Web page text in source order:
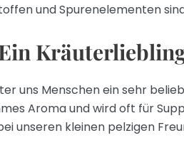
und Spurenelementen
uns Menschen ein sehr
Aroma und wird oft für
unseren kleinen pelzigen